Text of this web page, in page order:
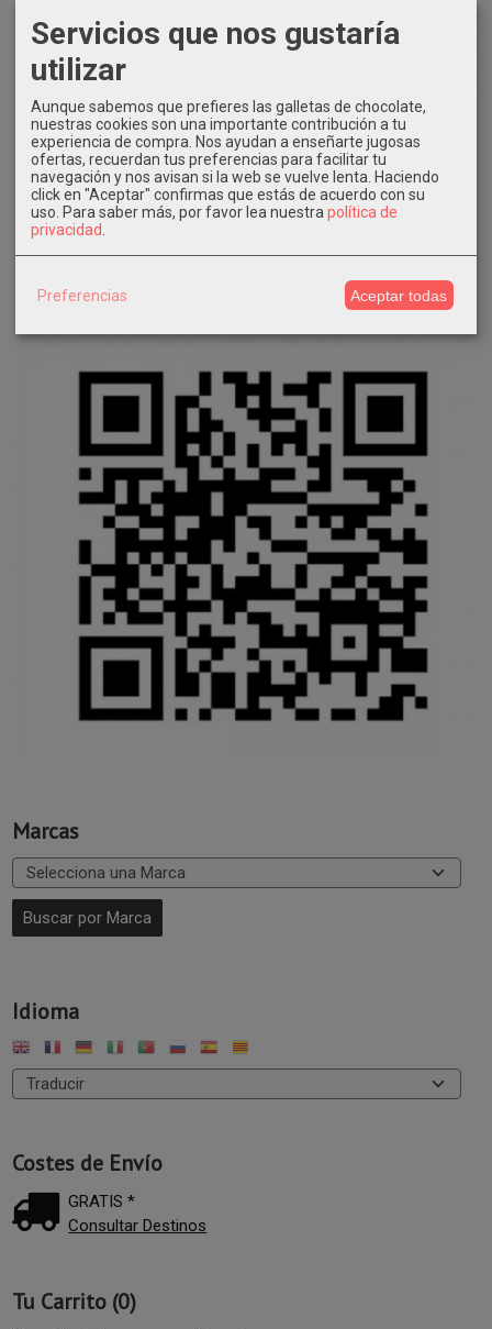
Marcas
Idioma
Costes de Envío
GRATIS *
Consultar Destinos
Tu Carrito (0)
Servicios que nos gustaría
utilizar
Aunque sabemos que prefieres las galletas de chocolate,
nuestras cookies son una importante contribución a tu
experiencia de compra. Nos ayudan a enseñarte jugosas
ofertas, recuerdan tus preferencias para facilitar tu
navegación y nos avisan si la web se vuelve lenta. Haciendo
click en "Aceptar" confirmas que estás de acuerdo con su
uso. Para saber más, por favor lea nuestra política de
privacidad
Preferencias Aceptar todas